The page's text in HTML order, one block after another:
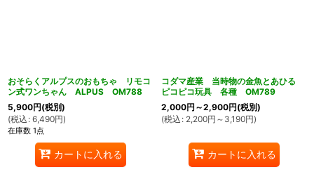
おそらくアルプスのおもちゃ リモコ
ン式ワンちゃん ALPUS OM788
5,900円(税別)
(税込 : 6,490円)
在庫数 1点
カートに入れる
コダマ産業 当時物の金魚とあひる
ピコピコ玩具 各種 OM789
2,000円 ～2,900円(税別)
(税込 : 2,200円 ～3,190円)
カートに入れる